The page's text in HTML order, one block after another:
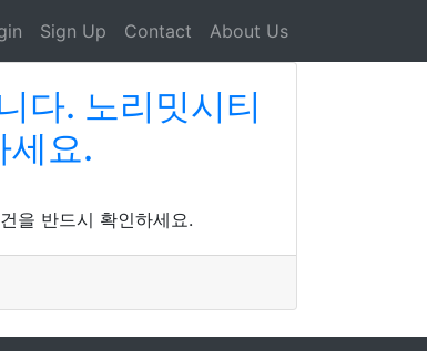
Sign Up Contact About Us
다. 노리밋시티
세요.
을 반드시 확인하세요.